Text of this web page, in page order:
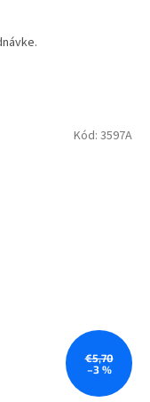
€5,70
–3 %
Kód: 3597A